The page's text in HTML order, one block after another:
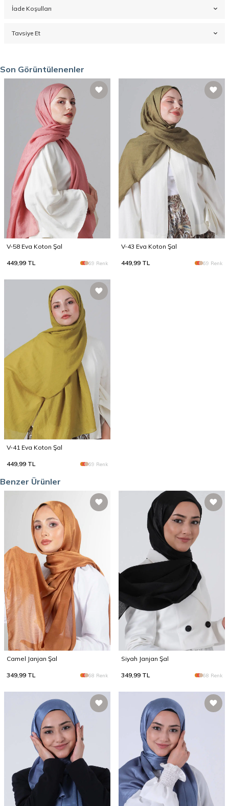
İade Koşulları
Tavsiye Et
Son Görüntülenenler
V-58 Eva Koton Şal
449,99 TL 69 Renk
V-43 Eva Koton Şal
449,99 TL 69 Renk
V-41 Eva Koton Şal
449,99 TL 69 Renk
Benzer Ürünler
Camel Janjan Şal
349,99 TL 68 Renk
Siyah Janjan Şal
349,99 TL 68 Renk